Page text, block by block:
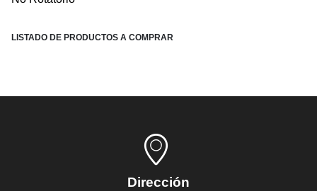
LISTADO DE PRODUCTOS A COMPRAR
Dirección